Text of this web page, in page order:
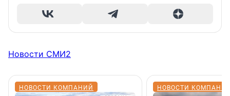
Новости СМИ2
НОВОСТИ КОМПАНИЙ НОВОСТИ